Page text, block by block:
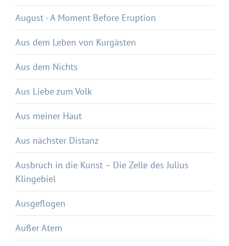
August - A Moment Before Eruption
Aus dem Leben von Kurgästen
Aus dem Nichts
Aus Liebe zum Volk
Aus meiner Haut
Aus nächster Distanz
Ausbruch in die Kunst – Die Zelle des Julius
Klingebiel
Ausgeflogen
Außer Atem